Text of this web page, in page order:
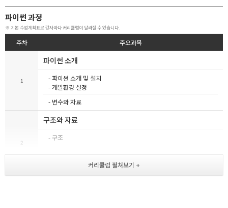
파이썬 과정
※ 기본 수업계획표로 강사마다 커리큘럼이 달라질 수 있습니다.
주차 주요과목
1
파이썬 소개
- 파이썬 소개 및 설치
- 개발환경 설정
- 변수와 자료
2
구조와 자료
- 구조